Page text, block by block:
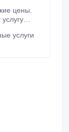
цены.
услуги